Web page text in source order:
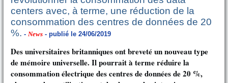
centers avec, à terme, une réduction de la
consommation des centres de données de 20
%. - News - publié le 24/06/2019
Des universitaires britanniques ont breveté un nouveau type
de mémoire universelle. Il pourrait à terme réduire la
consommation électrique des centres de données de 20 %,